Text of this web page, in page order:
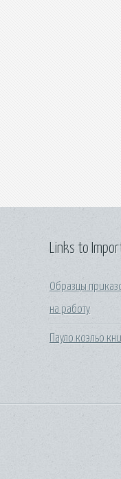
Links to
Образцы
на работу
Пауло коэльо